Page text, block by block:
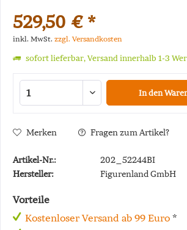
529,50 € *
inkl. MwSt. zzgl. Versandkosten
sofort lieferbar, Versand innerhalb 1-3
In den
Merken Fragen zum Artikel?
Artikel-Nr.:
202_52244BI
Hersteller:
Figurenland GmbH
Vorteile
Kostenloser Versand ab 99 Euro *